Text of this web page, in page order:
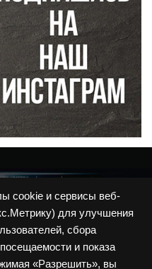
cookie и сервисы веб-
для улучшения
сбора
и показа
«Разрешить», вы